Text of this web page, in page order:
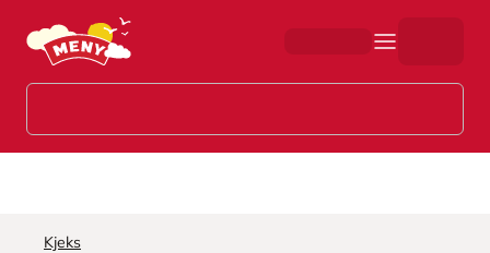
Hopp til hovedinnhold
Kjeks